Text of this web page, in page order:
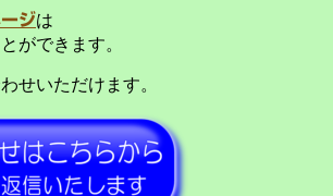
ジは
ができます。
せいただけます。